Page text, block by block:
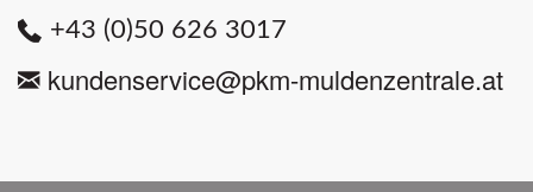
+43 (0)50 626 3017
kundenservice@pkm-muldenzentrale.at